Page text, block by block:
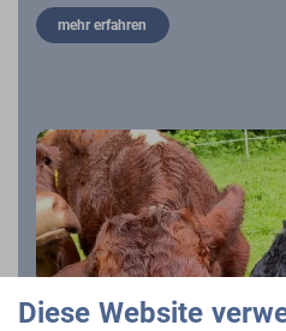
mehr erfahren
Diese Website